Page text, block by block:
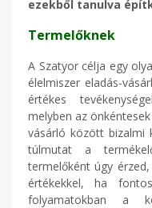
ezekből tanulva
Termelőknek
A Szatyor célja egy
élelmiszer eladás-
értékes
melyben az
vásárló között bizalmi
túlmutat a
termelőként úgy
értékekkel, ha
folyamatokban a